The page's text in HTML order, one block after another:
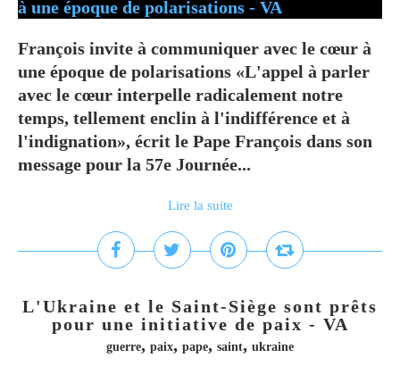
François invite à communiquer avec le cœur à
une époque de polarisations «L'appel à parler
avec le cœur interpelle radicalement notre
temps, tellement enclin à l'indifférence et à
l'indignation», écrit le Pape François dans son
message pour la 57e Journée...
Lire la suite
L'Ukraine et le Saint-Siège sont prêts
pour une initiative de paix - VA
guerre, paix, pape, saint, ukraine